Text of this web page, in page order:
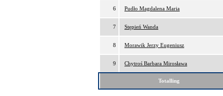
6 Pudło Magdalena Maria
7 Stępień Wanda
8 Morawik Jerzy Eugeniusz
9 Chytroś Barbara Mirosława
Totalling